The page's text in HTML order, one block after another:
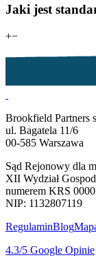
Jaki jest
+−
Brookfield Partners
ul. Bagatela 11/6
00-585 Warszawa
Sąd Rejonowy dla
XII Wydział
numerem KRS
NIP: 1132807119
RegulaminBlog
4.3/5 Google Opinie